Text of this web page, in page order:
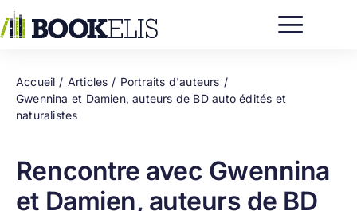
au
contenu
Accueil Articles
Portraits d'auteurs
Gwennina et Damien, auteurs de BD auto édités et
naturalistes
Rencontre avec Gwennina
et Damien, auteurs de BD